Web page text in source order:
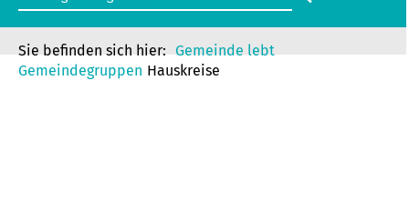
Gemeinde lebt
Gemeindegruppen Hauskreise